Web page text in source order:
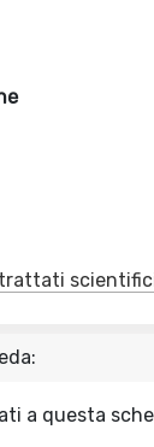
trattati
a questa